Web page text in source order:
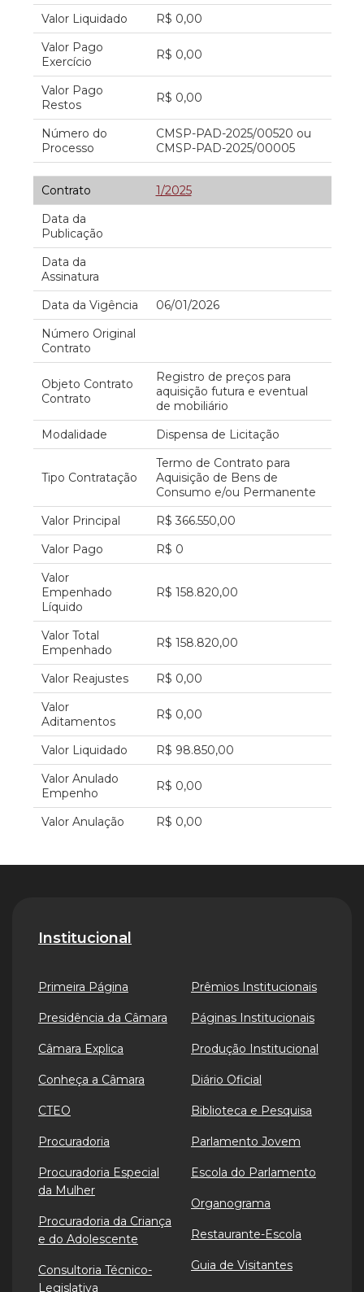
Valor Liquidado
R$ 0,00
Valor Pago
Exercício
R$ 0,00
Valor Pago
Restos
R$ 0,00
Número do
Processo
CMSP-PAD-2025/00520 ou
CMSP-PAD-2025/00005
Contrato
1/2025
Data da
Publicação
Data da
Assinatura
Data da Vigência
06/01/2026
Número Original
Contrato
Objeto Contrato
Contrato
Registro de preços para
aquisição futura e eventual
de mobiliário
Modalidade
Dispensa de Licitação
Tipo Contratação
Termo de Contrato para
Aquisição de Bens de
Consumo e/ou Permanente
Valor Principal
R$ 366.550,00
Valor Pago
R$ 0
Valor
Empenhado
Líquido
R$ 158.820,00
Valor Total
Empenhado
R$ 158.820,00
Valor Reajustes
R$ 0,00
Valor
Aditamentos
R$ 0,00
Valor Liquidado
R$ 98.850,00
Valor Anulado
Empenho
R$ 0,00
Valor Anulação R$ 0,00
Institucional
Primeira Página
Presidência da Câmara
Câmara Explica
Conheça a Câmara
CTEO
Procuradoria
Procuradoria Especial
da Mulher
Procuradoria da Criança
e do Adolescente
Consultoria Técnico-
Legislativa
Prêmios Institucionais
Páginas Institucionais
Produção Institucional
Diário Oficial
Biblioteca e Pesquisa
Parlamento Jovem
Escola do Parlamento
Organograma
Restaurante-Escola
Guia de Visitantes